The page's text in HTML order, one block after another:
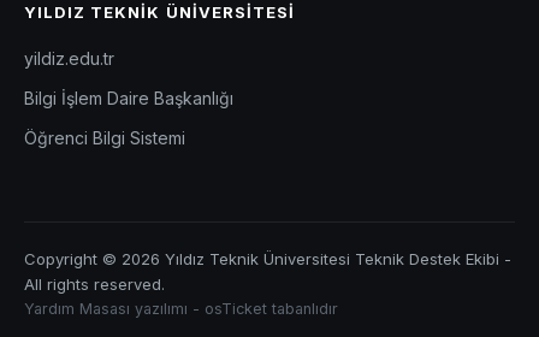
YILDIZ TEKNIK ÜNIVERSITESI
yildiz.edu.tr
Bilgi İşlem Daire Başkanlığı
Öğrenci Bilgi Sistemi
Copyright © 2026 Yıldız Teknik Üniversitesi Teknik Destek Ekibi -
All rights reserved.
Yardım Masası yazılımı - osTicket tabanlıdır